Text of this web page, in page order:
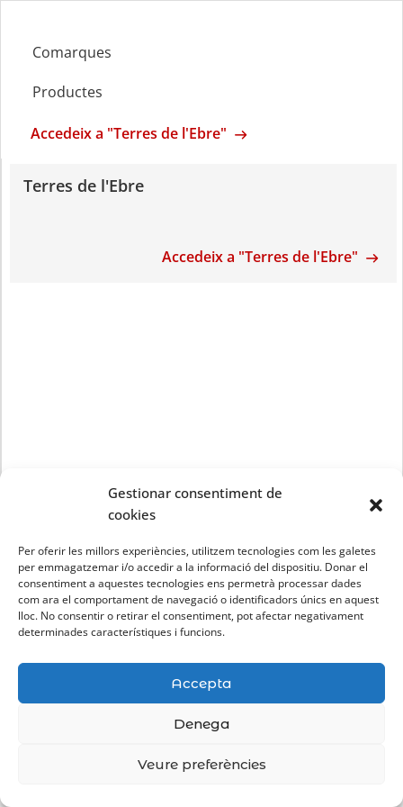
Gestionar consentiment de
cookies
Per oferir les millors experiències, utilitzem tecnologies com les galetes
per emmagatzemar i/o accedir a la informació del dispositiu. Donar el
consentiment a aquestes tecnologies ens permetrà processar dades
com ara el comportament de navegació o identificadors únics en aquest
lloc. No consentir o retirar el consentiment, pot afectar negativament
determinades característiques i funcions.
Accepta
Denega
Veure preferències
Comarques
Productes
Accedeix a "Terres de l'Ebre"
Terres de l'Ebre
Accedeix a "Terres de l'Ebre"